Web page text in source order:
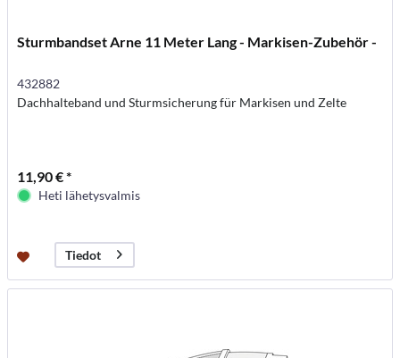
Sturmbandset Arne 11 Meter Lang - Markisen-Zubehör -
432882
Dachhalteband und Sturmsicherung für Markisen und Zelte
11,90 € *
Heti lähetysvalmis
Tiedot